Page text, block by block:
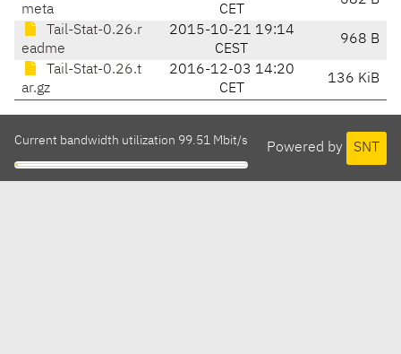
meta
CET
Tail-Stat-0.26.r
eadme
2015-10-21 19:14
CEST
968 B
Tail-Stat-0.26.t
ar.gz
2016-12-03 14:20
CET
136 KiB
Powered by SNT
Current bandwidth utilization 99.51 Mbit/s